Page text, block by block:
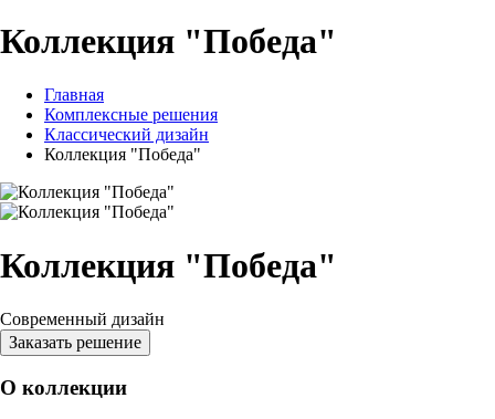
Коллекция "Победа"
Главная
Комплексные решения
Классический дизайн
Коллекция "Победа"
Коллекция "Победа"
Современный дизайн
Заказать решение
О коллекции